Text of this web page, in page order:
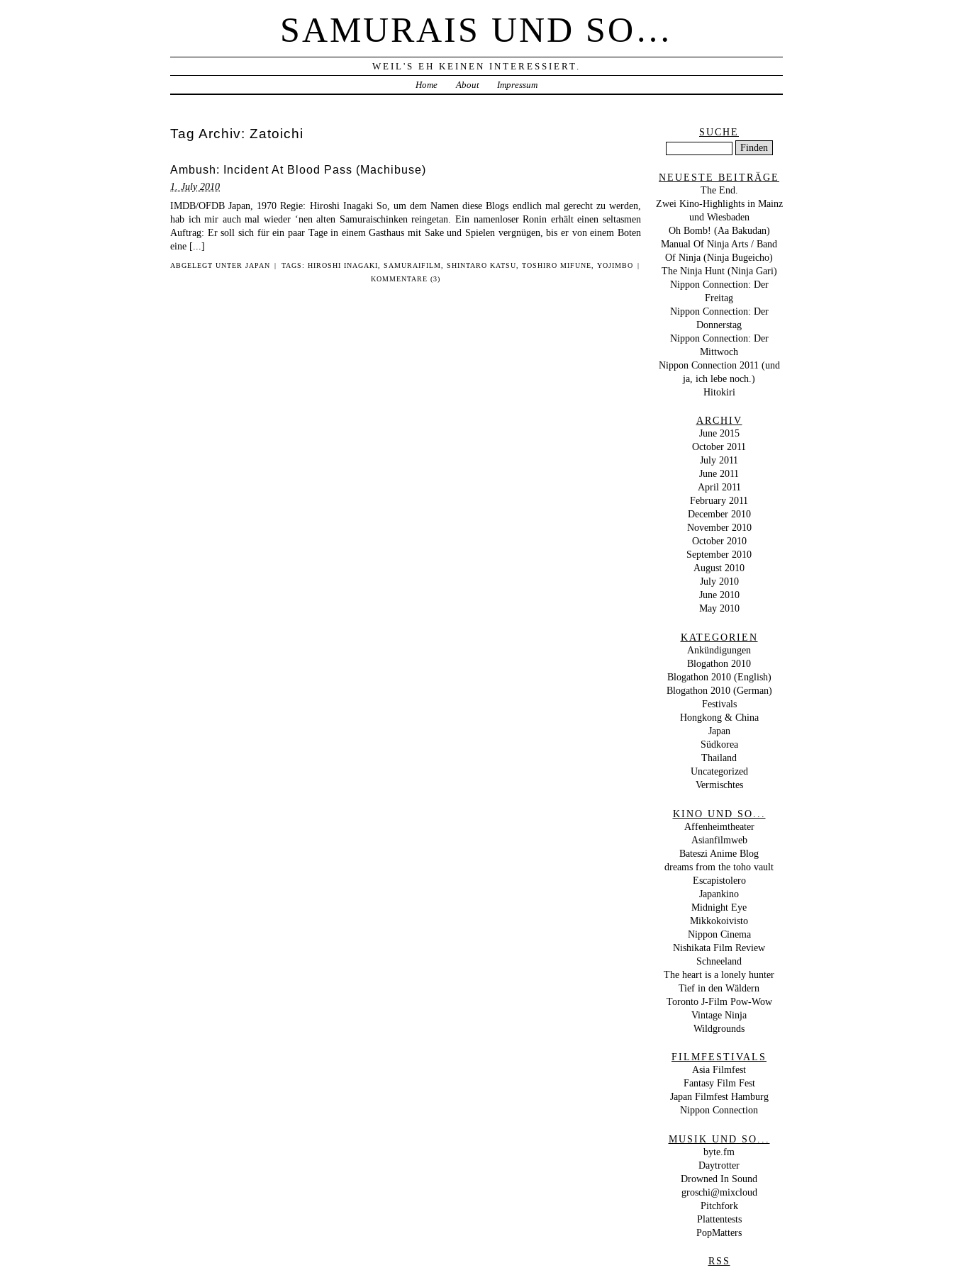
SAMURAIS UND SO…
WEIL'S EH KEINEN INTERESSIERT.
Home
About Impressum
Tag Archiv: Zatoichi
Ambush: Incident At Blood Pass (Machibuse)
1. July 2010
IMDB/OFDB Japan, 1970 Regie: Hiroshi Inagaki So, um dem Namen diese Blogs endlich mal gerecht zu werden,
hab ich mir auch mal wieder ‘nen alten Samuraischinken reingetan. Ein namenloser Ronin erhält einen seltasmen
Auftrag: Er soll sich für ein paar Tage in einem Gasthaus mit Sake und Spielen vergnügen, bis er von einem Boten
eine [...]
ABGELEGT UNTERJAPAN | TAGS: HIROSHI INAGAKI SAMURAIFILM SHINTARO KATSU TOSHIRO MIFUNE YOJIMBO
|
KOMMENTARE (3)
SUCHE
NEUESTE BEITRÄGE
The End.
Zwei Kino-Highlights in Mainz
und Wiesbaden
Oh Bomb! (Aa Bakudan)
Manual Of Ninja Arts / Band
Of Ninja (Ninja Bugeicho)
The Ninja Hunt (Ninja Gari)
Nippon Connection: Der
Freitag
Nippon Connection: Der
Donnerstag
Nippon Connection: Der
Mittwoch
Nippon Connection 2011 (und
ja, ich lebe noch.)
Hitokiri
ARCHIV
June 2015
October 2011
July 2011
June 2011
April 2011
February 2011
December 2010
November 2010
October 2010
September 2010
August 2010
July 2010
June 2010
May 2010
KATEGORIEN
Ankündigungen
Blogathon 2010
Blogathon 2010 (English)
Blogathon 2010 (German)
Festivals
Hongkong & China
Japan
Südkorea
Thailand
Uncategorized
Vermischtes
KINO UND SO...
Affenheimtheater
Asianfilmweb
Bateszi Anime Blog
dreams from the toho vault
Escapistolero
Japankino
Midnight Eye
Mikkokoivisto
Nippon Cinema
Nishikata Film Review
Schneeland
The heart is a lonely hunter
Tief in den Wäldern
Toronto J-Film Pow-Wow
Vintage Ninja
Wildgrounds
FILMFESTIVALS
Asia Filmfest
Fantasy Film Fest
Japan Filmfest Hamburg
Nippon Connection
MUSIK UND SO...
byte.fm
Daytrotter
Drowned In Sound
groschi@mixcloud
Pitchfork
Plattentests
PopMatters
RSS